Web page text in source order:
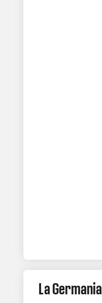
La Germania